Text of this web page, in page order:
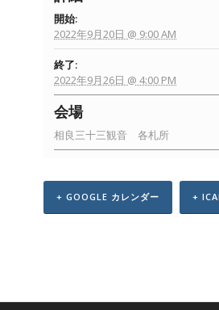
開始:
2022年9月20日 @ 9:00 AM
終了:
2022年9月26日 @ 4:00 PM
会場
相良三十三観音 各札所
+ GOOGLE カレンダー +